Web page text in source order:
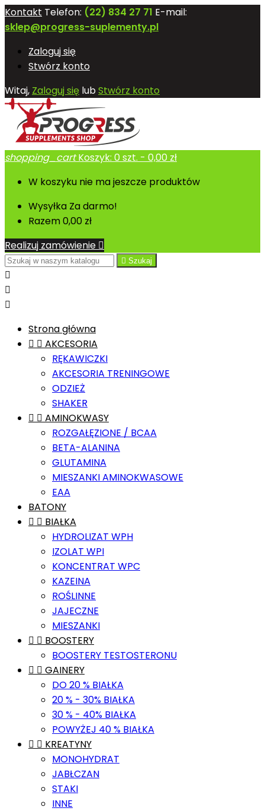
Kontakt Telefon: (22) 834 27 71 E-mail:
sklep@progress-suplementy.pl
Zaloguj się
Stwórz konto
Witaj, Zaloguj się lubStwórz konto
shopping_cart Koszyk: 0szt. - 0,00 zł
W koszyku nie ma jeszcze produktów
Wysyłka Za darmo!
Razem0,00 zł
Realizuj zamówienie 
 Szukaj



Strona główna
  AKCESORIA
RĘKAWICZKI
AKCESORIA TRENINGOWE
ODZIEŻ
SHAKER
  AMINOKWASY
ROZGAŁĘZIONE / BCAA
BETA-ALANINA
GLUTAMINA
MIESZANKI AMINOKWASOWE
EAA
BATONY
  BIAŁKA
HYDROLIZAT WPH
IZOLAT WPI
KONCENTRAT WPC
KAZEINA
ROŚLINNE
JAJECZNE
MIESZANKI
  BOOSTERY
BOOSTERY TESTOSTERONU
  GAINERY
DO 20 % BIAŁKA
20 % - 30% BIAŁKA
30 % - 40% BIAŁKA
POWYŻEJ 40 % BIAŁKA
  KREATYNY
MONOHYDRAT
JABŁCZAN
STAKI
INNE